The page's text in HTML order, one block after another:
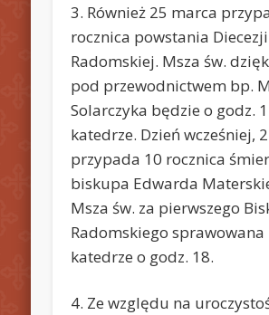
3. Również 25 marca
rocznica powstania Diecezji
Radomskiej. Msza św.
pod przewodnictwem bp.
Solarczyka będzie o godz.
katedrze. Dzień wcześniej,
przypada 10 rocznica
biskupa Edwarda
Msza św. za pierwszego
Radomskiego
katedrze o godz. 18.
4. Ze względu na